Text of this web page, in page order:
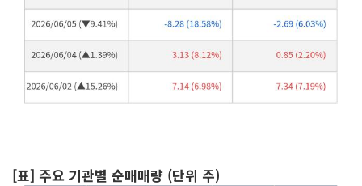
[표] 주요 기관별 순매매량 (단위 주)